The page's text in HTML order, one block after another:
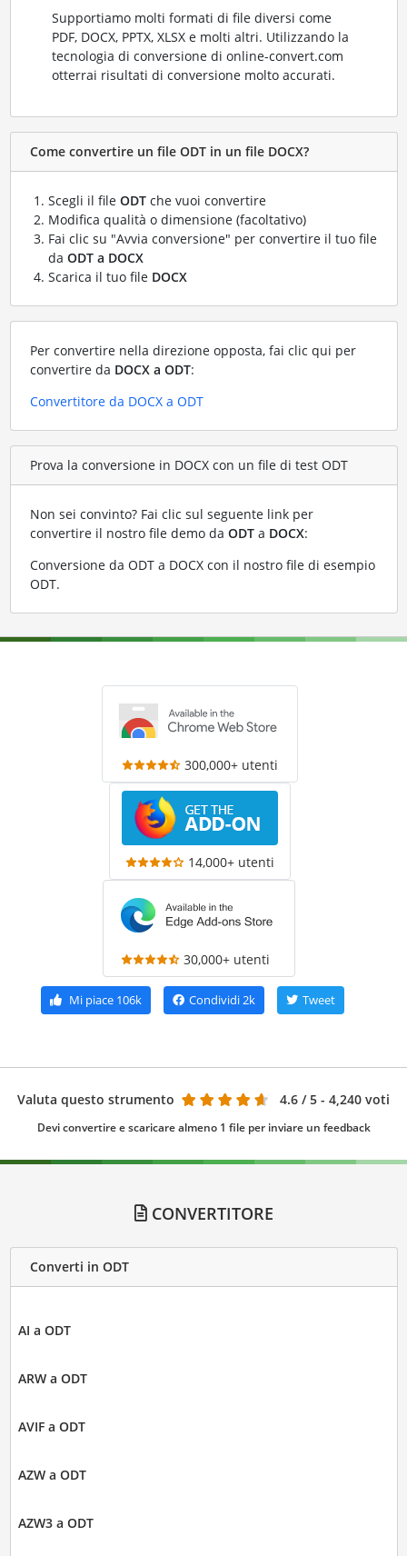
Supportiamo molti formati di file diversi come
PDF, DOCX, PPTX, XLSX e molti altri. Utilizzando la
tecnologia di conversione di online-convert.com
otterrai risultati di conversione molto accurati.
Come convertire un file ODT in un file DOCX?
Scegli il file ODTche vuoi convertire
Modifica qualità o dimensione (facoltativo)
Fai clic su "Avvia conversione" per convertire il tuo file
da ODT a DOCX
Scarica il tuo file DOCX
Per convertire nella direzione opposta, fai clic qui per
convertire da DOCX a ODT:
Convertitore da DOCX a ODT
Prova la conversione in DOCX con un file di test ODT
Non sei convinto? Fai clic sul seguente link per
convertire il nostro file demo da ODTa DOCX:
Conversione da ODT a DOCX con il nostro file di esempio
ODT.
300,000+ utenti
14,000+ utenti
30,000+ utenti
Mi piace 106k Condividi2k Tweet
Valuta questo strumento 4.6 / 5 - 4,240 voti
Devi convertire e scaricare almeno 1 file per inviare un feedback
CONVERTITORE
Converti in ODT
AI a ODT
ARW a ODT
AVIF a ODT
AZW a ODT
AZW3 a ODT